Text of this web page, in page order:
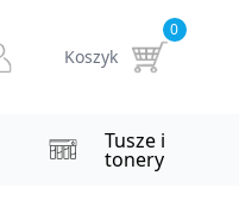
Koszyk
0
Tusze i
tonery